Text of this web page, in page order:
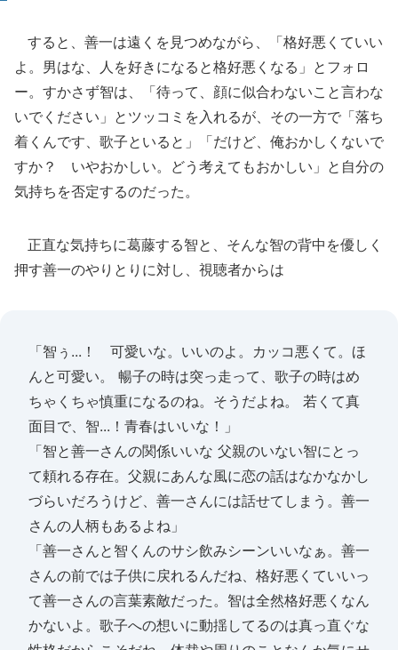
すると、善一は遠くを見つめながら、「格好悪くていい
よ。男はな、人を好きになると格好悪くなる」とフォロ
ー。すかさず智は、「待って、顔に似合わないこと言わな
いでください」とツッコミを入れるが、その一方で「落ち
着くんです、歌子といると」「だけど、俺おかしくないで
すか？ いやおかしい。どう考えてもおかしい」と自分の
気持ちを否定するのだった。
正直な気持ちに葛藤する智と、そんな智の背中を優しく
押す善一のやりとりに対し、視聴者からは
「智ぅ...！ 可愛いな。いいのよ。カッコ悪くて。ほ
んと可愛い。 暢子の時は突っ走って、歌子の時はめ
ちゃくちゃ慎重になるのね。そうだよね。 若くて真
面目で、智...！青春はいいな！」
「智と善一さんの関係いいな 父親のいない智にとっ
て頼れる存在。父親にあんな風に恋の話はなかなかし
づらいだろうけど、善一さんには話せてしまう。善一
さんの人柄もあるよね」
「善一さんと智くんのサシ飲みシーンいいなぁ。善一
さんの前では子供に戻れるんだね、格好悪くていいっ
て善一さんの言葉素敵だった。智は全然格好悪くなん
かないよ。歌子への想いに動揺してるのは真っ直ぐな